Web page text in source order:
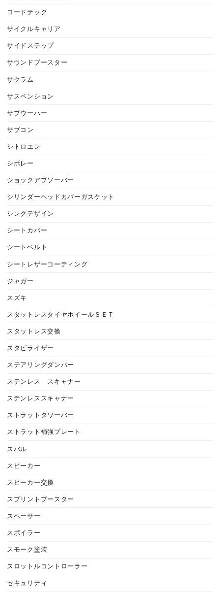
コードテック
サイクルキャリア
サイドステップ
サウンドブースター
サクラム
サスペンション
サブウーハー
サブコン
シトロエン
シボレー
ショックアブソーバー
シリンダーヘッドカバーガスケット
シンクデザイン
シートカバー
シートベルト
シートレザーコーティング
ジャガー
スズキ
スタットレスタイヤホイールＳＥＴ
スタットレス交換
スタビライザー
ステアリングダンパー
ステンレス スキャナー
ステンレススキャナー
ストラットタワーバー
ストラット補強プレート
スバル
スピーカー
スピーカー交換
スプリントブースター
スペーサー
スポイラー
スモーク塗装
スロットルコントローラー
セキュリティ